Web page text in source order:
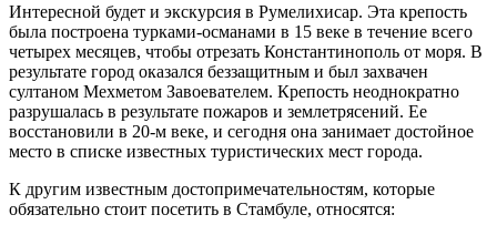
Интересной будет и экскурсия в Румелихисар. Эта крепость
была построена турками-османами в 15 веке в течение всего
четырех месяцев, чтобы отрезать Константинополь от моря. В
результате город оказался беззащитным и был захвачен
султаном Мехметом Завоевателем. Крепость неоднократно
разрушалась в результате пожаров и землетрясений. Ее
восстановили в 20-м веке, и сегодня она занимает достойное
место в списке известных туристических мест города.
К другим известным достопримечательностям, которые
обязательно стоит посетить в Стамбуле, относятся: